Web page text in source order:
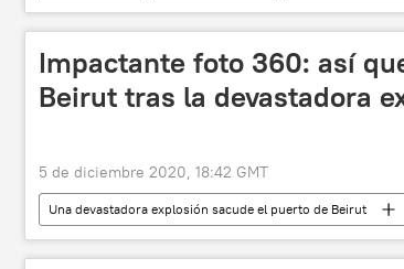
Venezuela
noticias
Impactante foto 360: así
Beirut tras la devastadora
5 de diciembre 2020, 18:42 GMT
Una devastadora explosión sacude el puerto de Beirut
noticias